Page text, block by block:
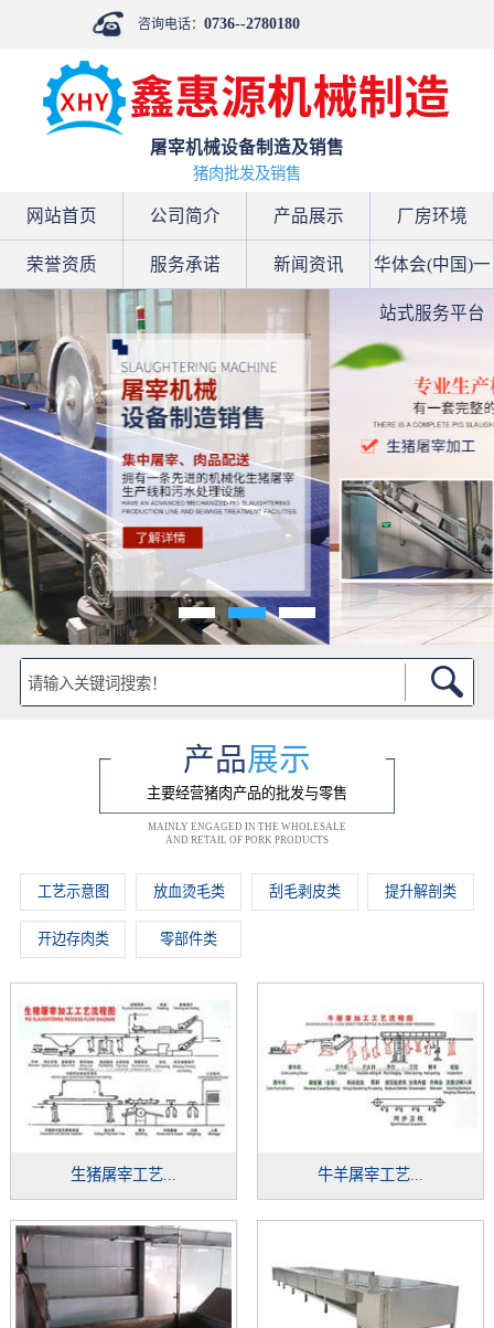
咨询电话：0736--2780180
屠宰机械设备制造及销售
猪肉批发及销售
网站首页 公司简介 产品展示 厂房环境
荣誉资质 服务承诺 新闻资讯 华体会(中国)一
站式服务平台
产品展示
主要经营猪肉产品的批发与零售
MAINLY ENGAGED IN THE WHOLESALE
AND RETAIL OF PORK PRODUCTS
工艺示意图 放血烫毛类 刮毛剥皮类 提升解剖类
开边存肉类 零部件类
生猪屠宰工艺... 牛羊屠宰工艺...